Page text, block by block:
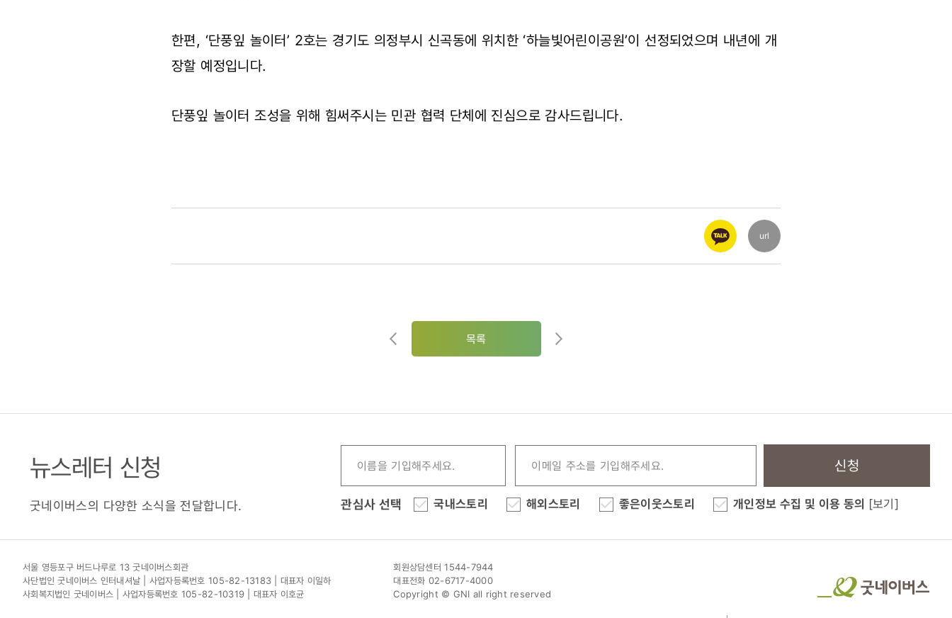
한편, ‘단풍잎 놀이터’ 2호는 경기도 의정부시 신곡동에 위치한 ‘하늘빛어린이공원’이 선정되었으며 내년에 개
장할 예정입니다.
단풍잎 놀이터 조성을 위해 힘써주시는 민관 협력 단체에 진심으로 감사드립니다.
url
목록
뉴스레터 신청
굿네이버스의 다양한 소식을 전달합니다.
신청
관심사 선택 국내스토리 해외스토리 좋은이웃스토리 개인정보 수집 및 이용 동의 [보기]
서울 영등포구 버드나루로 13 굿네이버스회관
사단법인 굿네이버스 인터내셔날 | 사업자등록번호 105-82-13183 | 대표자 이일하
사회복지법인 굿네이버스 | 사업자등록번호 105-82-10319 | 대표자 이호균
회원상담센터 1544-7944
대표전화 02-6717-4000
Copyright © GNI all right reserved